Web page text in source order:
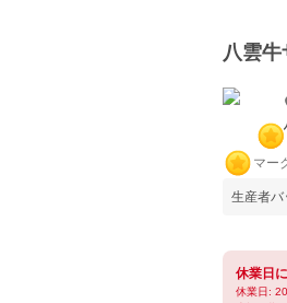
八雲
マー
生産者バ
休業日
休業日: